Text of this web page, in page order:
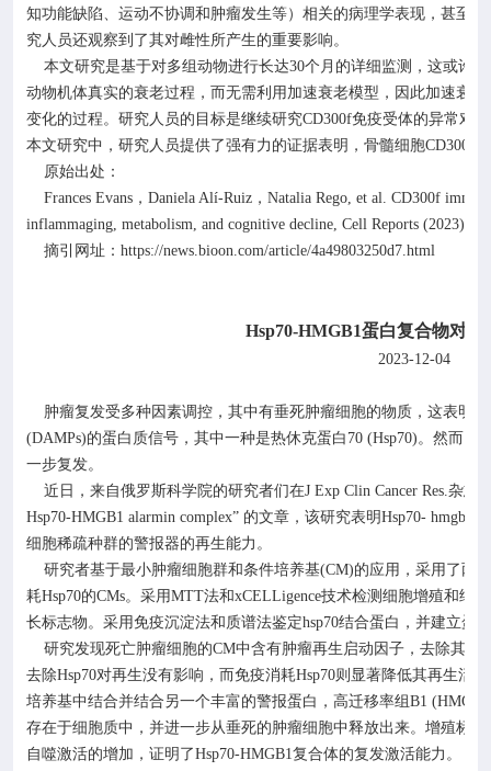
知功能缺陷、运动不协调和肿瘤发生等）相关的病理学表现，甚至
究人员还观察到了其对雌性所产生的重要影响。
本文研究是基于对多组动物进行长达30个月的详细监测，这或许
动物机体真实的衰老过程，而无需利用加速衰老模型，因此加速衰
变化的过程。研究人员的目标是继续研究CD300f免疫受体的异常对
本文研究中，研究人员提供了强有力的证据表明，骨髓细胞CD300f
原始出处：
Frances Evans， Daniela Alí-Ruiz， Natalia Rego, et al. CD300f
inflammaging, metabolism, and cognitive decline, Cell Reports (2023).
摘引网址： https://news.bioon.com/article/4a49803250d7.html
Hsp70-HMGB1蛋白复合物对肿
2023-12-04
肿瘤复发受多种因素调控，其中有垂死肿瘤细胞的物质，这表明
(DAMPs)的蛋白质信号，其中一种是热休克蛋白 70 (Hsp70)。然而，
一步复发。
近日，来自俄罗斯科学院的研究者们在J Exp Clin Cancer Res.杂志
Hsp70-HMGB1 alarmin complex” 的文章，该研究表明Hsp70- hmgb1
细胞稀疏种群的警报器的再生能力。
研究者基于最小肿瘤细胞群和条件培养基(CM)的应用，采用了两
耗Hsp70的CMs。采用MTT法和xCELLigence技术检测细胞增殖和细
长标志物。采用免疫沉淀法和质谱法鉴定hsp70结合蛋白，并建立蛋
研究发现死亡肿瘤细胞的CM中含有肿瘤再生启动因子，去除其中
去除Hsp70对再生没有影响，而免疫消耗Hsp70则显著降低其再生活
培养基中结合并结合另一个丰富的警报蛋白，高迁移率组 B1
存在于细胞质中，并进一步从垂死的肿瘤细胞中释放出来。增殖标志
自噬激活的增加，证明了Hsp70-HMGB1复合体的复发激活能力。